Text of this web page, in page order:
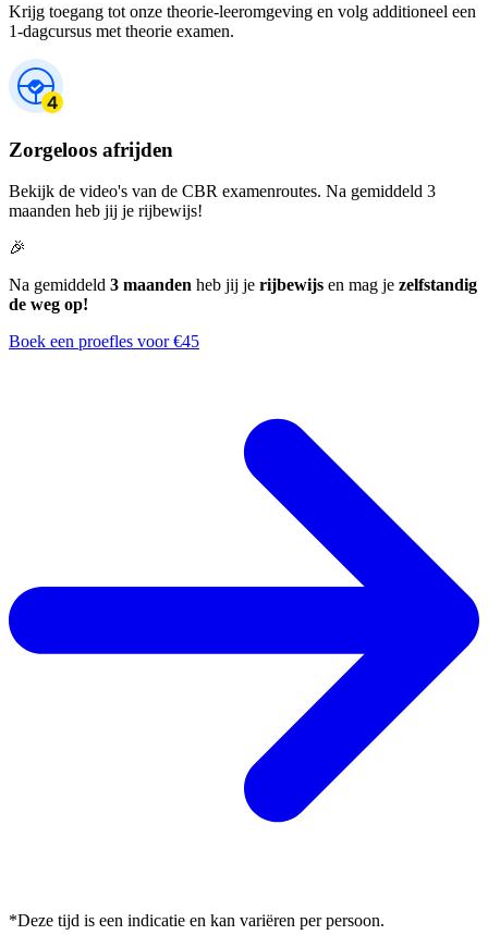
Krijg toegang tot onze theorie-leeromgeving en volg additioneel een
1-dagcursus met theorie examen.
Zorgeloos afrijden
Bekijk de video's van de CBR examenroutes. Na gemiddeld 3
maanden heb jij je rijbewijs!
🎉
Na gemiddeld 3 maanden heb jij je rijbewijs en mag je zelfstandig
de weg op!
Boek een proefles voor €45
*Deze tijd is een indicatie en kan variëren per persoon.